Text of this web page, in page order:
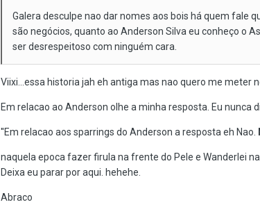
Galera desculpe nao dar nomes aos bois há quem fale
são negócios, quanto ao Anderson Silva eu conheço o
ser desrespeitoso com ninguém cara.
Viixi...essa historia jah eh antiga mas nao quero me meter
Em relacao ao Anderson olhe a minha resposta. Eu nunca
''Em relacao aos sparrings do Anderson a resposta eh Nao.
naquela epoca fazer firula na frente do Pele e Wanderlei
Deixa eu parar por aqui. hehehe.
Abraco